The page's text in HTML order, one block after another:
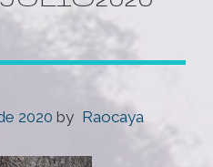
2020 by Raocaya